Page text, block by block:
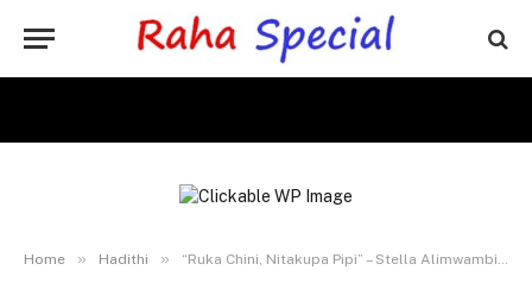
Home » Hadithi » “Ruka Chini, Nitakupa Pipi” – Stella Alimwambia Mtoto wa Dada Yake mwenye Miezi 6, Ajirushe Kutoka Ghorofani | Part 3 – 5